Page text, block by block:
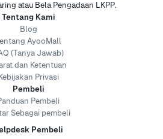
atau Bela Pengadaan LKPP.
Tentang Kami
Blog
AyooMall
(Tanya Jawab)
dan Ketentuan
Kebijakan Privasi
Pembeli
Pembeli
Sebagai pembeli
Pembeli